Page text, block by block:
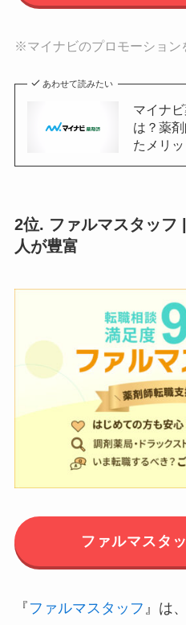
※マイナビのプロモーション
あわせて読みたい
マイナ
は？薬
たメリ
2位. ファルマスタッフ
人が豊富
ファルマスタ
『 ファルマスタッフ 』は